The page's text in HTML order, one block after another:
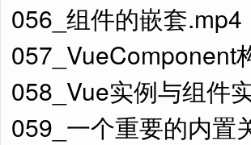
056_组件的嵌套.mp4
057_VueComponent
058_Vue实例与组件
059_一个重要的内置